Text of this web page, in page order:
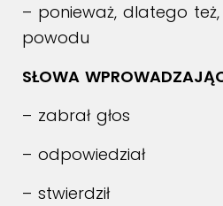
– ponieważ, dlatego
powodu
SŁOWA
– zabrał głos
– odpowiedział
– stwierdził